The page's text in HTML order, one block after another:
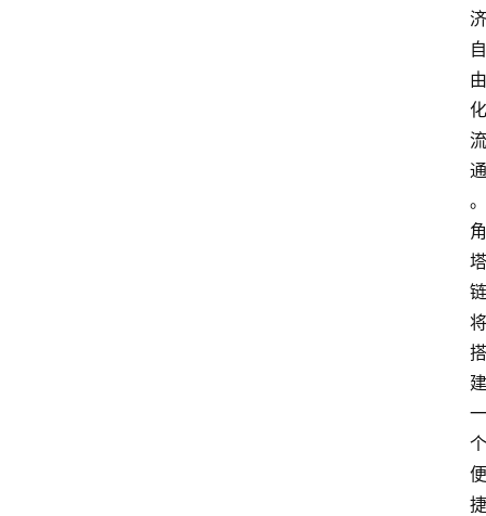
济
自
由
化
流
通
。
角
塔
链
将
搭
建
一
个
便
捷